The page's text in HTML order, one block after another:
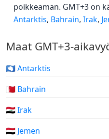
poikkeaman. GMT+3 on
Antarktis, Bahrain, Irak,
Maat GMT+3-
🇦🇶 Antarktis
🇧🇭 Bahrain
🇮🇶 Irak
🇾🇪 Jemen